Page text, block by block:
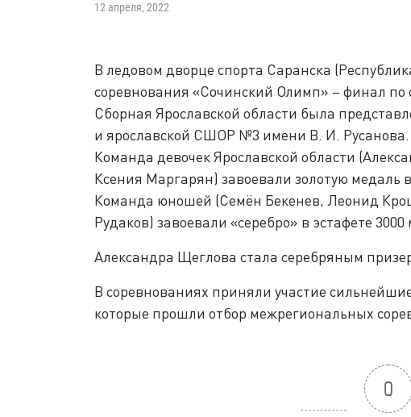
12 апреля, 2022
В ледовом дворце спорта Саранска
соревнования «Сочинский Олимп» – финал
Сборная Ярославской области была
и ярославской СШОР №3 имени В. И. Русанова.
Команда девочек Ярославской области
Ксения Маргарян) завоевали золотую медаль
Команда юношей (Семён Бекенев, Леонид
Рудаков) завоевали «серебро» в эстафете 3000
Александра Щеглова стала серебряным
В соревнованиях приняли участие
которые прошли отбор межрегиональных
0